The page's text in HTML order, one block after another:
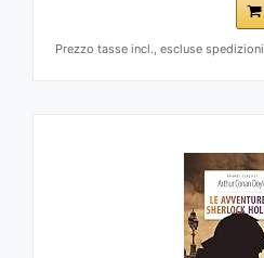
Prezzo tasse incl., escluse spedizioni